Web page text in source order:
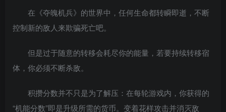
在《夺魄机兵》的世界中，任何生命都转瞬即逝，不断
控制新的敌人来欺骗死亡吧。
但是过于随意的转移会耗尽你的能量，若要持续转移宿
体，你必须不断杀敌。
积攒分数并不只是为了解压：在每轮游戏内，你获得的
“机能分数”即是升级所需的货币。变着花样攻击并消灭敌